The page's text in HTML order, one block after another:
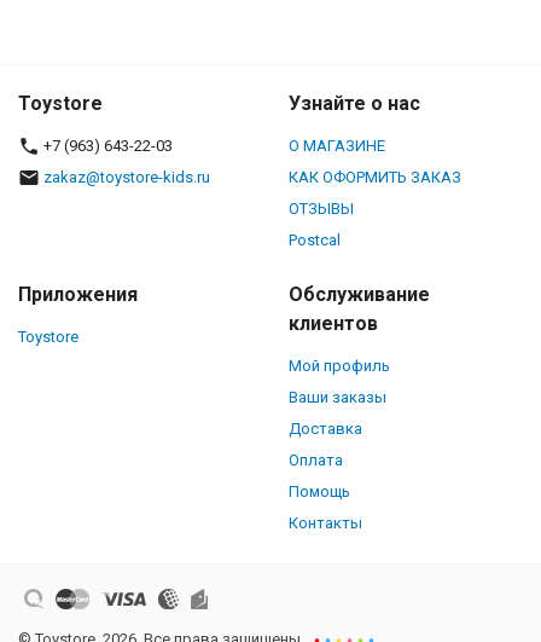
Toystore
+7 (963) 643-22-03
zakaz@toystore-kids.ru
Узнайте о нас
О МАГАЗИНЕ
КАК ОФОРМИТЬ ЗАКАЗ
ОТЗЫВЫ
Postcal
Приложения
Toystore
Обслуживание
клиентов
Мой профиль
Ваши заказы
Доставка
Оплата
Помощь
Контакты